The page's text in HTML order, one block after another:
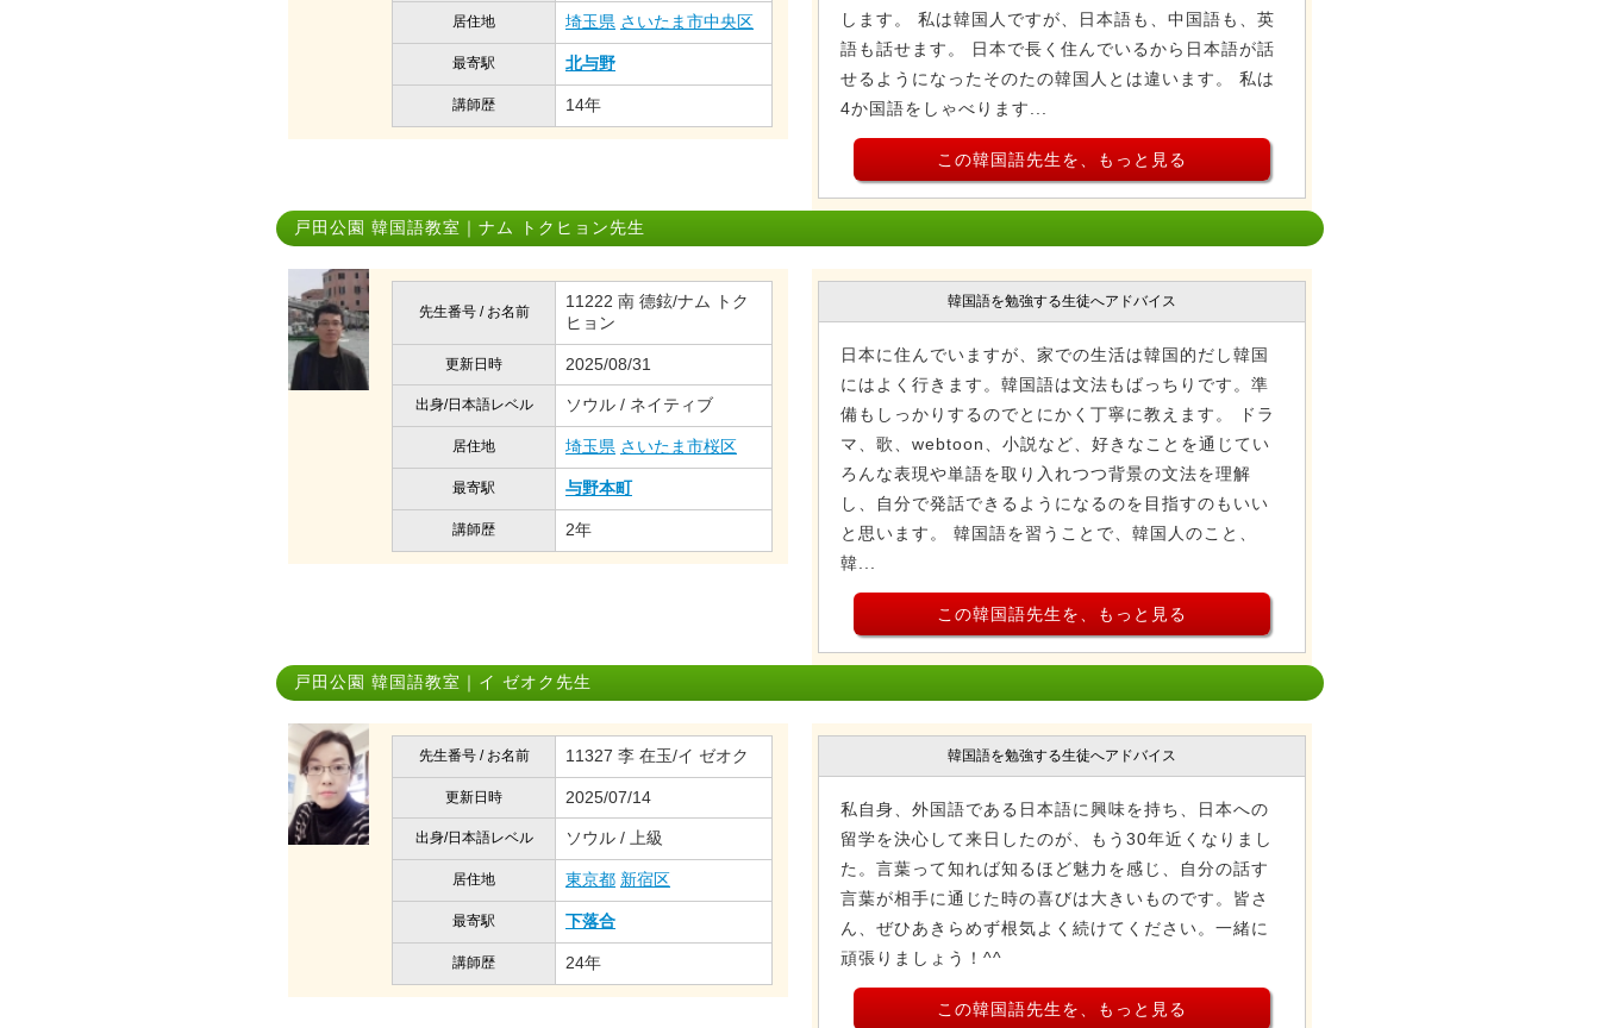
居住地 埼玉県 さいたま市中央区
最寄駅 北与野
講師歴 14年
します。 私は韓国人ですが、日本語も、中国語も、英
語も話せます。 日本で長く住んでいるから日本語が話
せるようになったそのたの韓国人とは違います。 私は
4か国語をしゃべります...
この韓国語先生を、もっと見る
戸田公園 韓国語教室｜ナム トクヒョン先生
先生番号 / お名前
11222 南 德鉉/ナム トク
ヒョン
更新日時 2025/08/31
出身/日本語レベル ソウル / ネイティブ
居住地 埼玉県 さいたま市桜区
最寄駅 与野本町
講師歴 2年
韓国語を勉強する生徒へアドバイス
日本に住んでいますが、家での生活は韓国的だし韓国
にはよく行きます。韓国語は文法もばっちりです。準
備もしっかりするのでとにかく丁寧に教えます。 ドラ
マ、歌、webtoon、小説など、好きなことを通じてい
ろんな表現や単語を取り入れつつ背景の文法を理解
し、自分で発話できるようになるのを目指すのもいい
と思います。 韓国語を習うことで、韓国人のこと、
韓...
この韓国語先生を、もっと見る
戸田公園 韓国語教室｜イ ゼオク先生
先生番号 / お名前 11327 李 在玉/イ ゼオク
更新日時 2025/07/14
出身/日本語レベル ソウル / 上級
居住地 東京都 新宿区
最寄駅 下落合
講師歴 24年
韓国語を勉強する生徒へアドバイス
私自身、外国語である日本語に興味を持ち、日本への
留学を決心して来日したのが、もう30年近くなりまし
た。言葉って知れば知るほど魅力を感じ、自分の話す
言葉が相手に通じた時の喜びは大きいものです。皆さ
ん、ぜひあきらめず根気よく続けてください。一緒に
頑張りましょう！^^
この韓国語先生を、もっと見る